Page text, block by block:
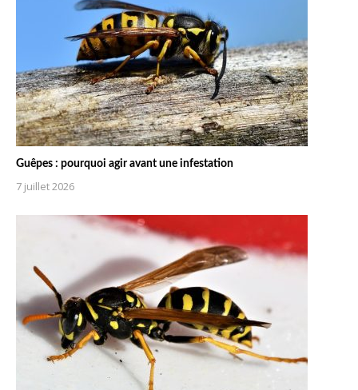
Guêpes : pourquoi agir avant une infestation
7 juillet 2026